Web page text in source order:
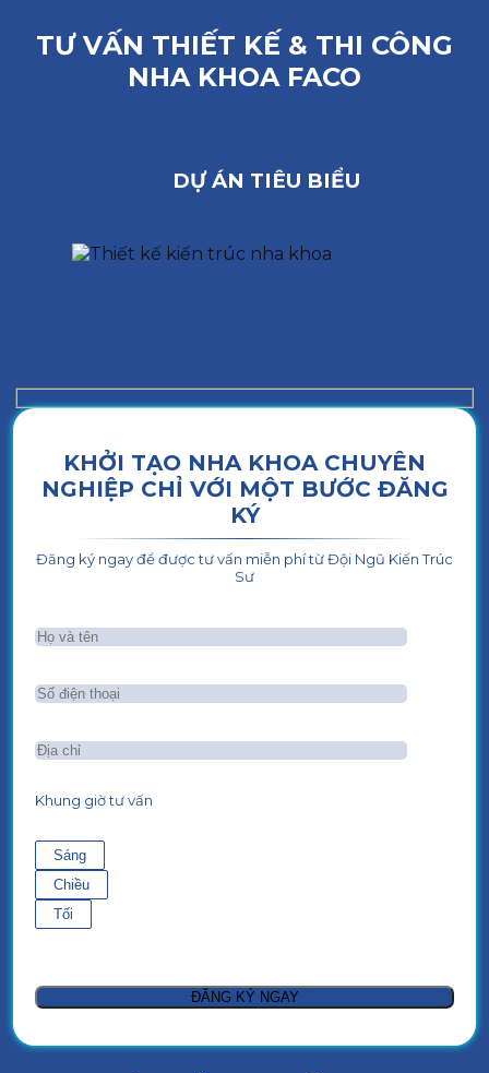
TƯ VẤN THIẾT KẾ & THI CÔNG
NHA KHOA FACO
DỰ ÁN TIÊU BIỂU
KHỞI TẠO NHA KHOA CHUYÊN
NGHIỆP CHỈ VỚI MỘT BƯỚC ĐĂNG
KÝ
Đăng ký ngay để được tư vấn miễn phí từ Đội Ngũ Kiến Trúc
Sư
Khung giờ tư vấn
Sáng
Chiều
Tối